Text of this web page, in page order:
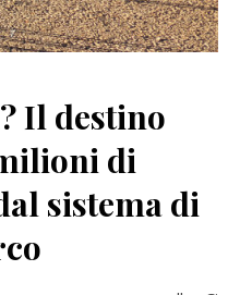
Il destino
di
sistema di